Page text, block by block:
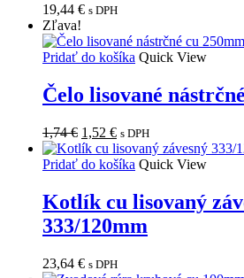
19,44 € s DPH
Zľava!
Pridať do košíka Quick View
Čelo lisované
1,74€ Pôvodná
cena
bola:
1,52 €Aktuálna
cena
je:
s DPH
Pridať do košíka Quick View
Kotlík cu lisovaný
333/120mm
23,64 € s DPH